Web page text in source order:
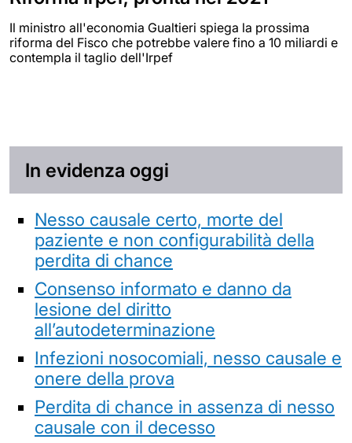
Il ministro all'economia Gualtieri spiega la prossima
riforma del Fisco che potrebbe valere fino a 10 miliardi e
contempla il taglio dell'Irpef
In evidenza oggi
Nesso causale certo, morte del
paziente e non configurabilità della
perdita di chance
Consenso informato e danno da
lesione del diritto
all’autodeterminazione
Infezioni nosocomiali, nesso causale e
onere della prova
Perdita di chance in assenza di nesso
causale con il decesso